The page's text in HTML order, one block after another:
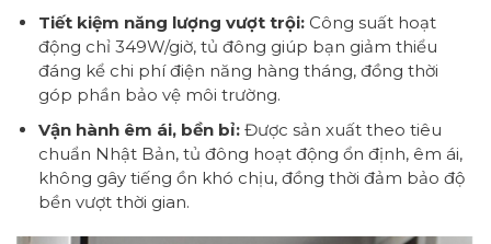
Tiết kiệm năng lượng vượt trội:Công suất hoạt
động chỉ 349W/giờ, tủ đông giúp bạn giảm thiểu
đáng kể chi phí điện năng hàng tháng, đồng thời
góp phần bảo vệ môi trường.
Vận hành êm ái, bền bỉ:Được sản xuất theo tiêu
chuẩn Nhật Bản, tủ đông hoạt động ổn định, êm ái,
không gây tiếng ồn khó chịu, đồng thời đảm bảo độ
bền vượt thời gian.